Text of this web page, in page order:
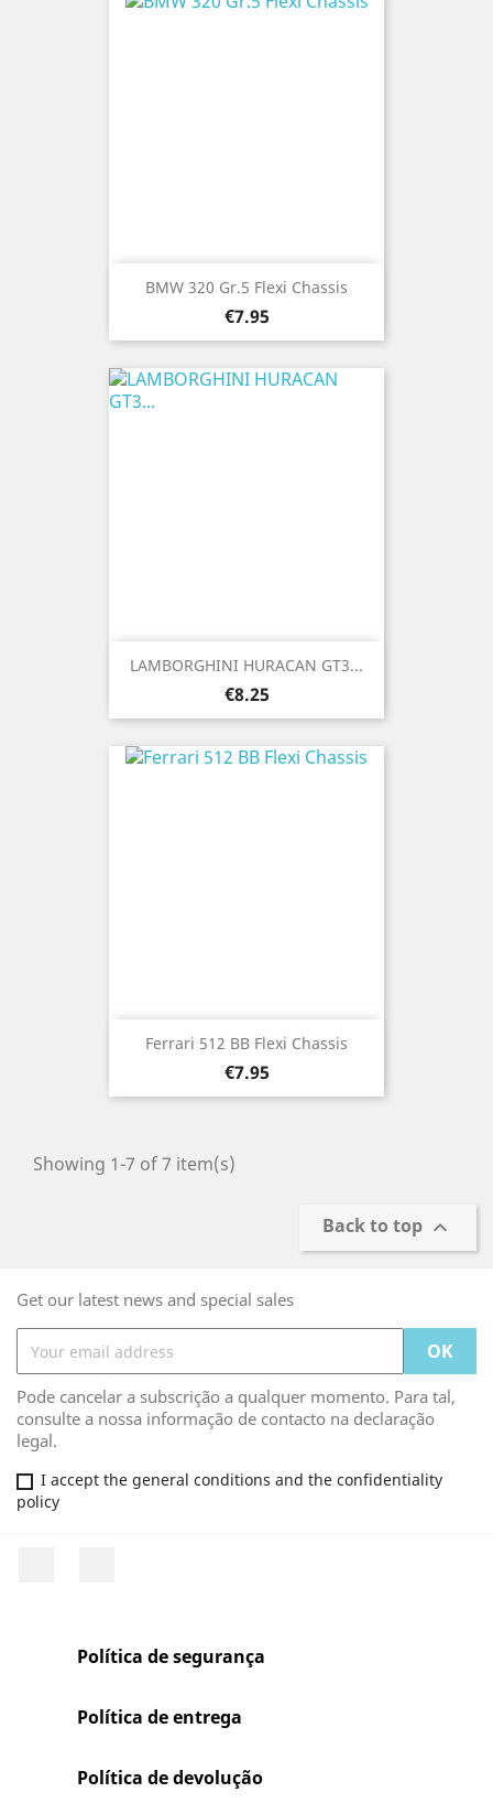
BMW 320 Gr.5 Flexi Chassis
Price
€7.95
LAMBORGHINI HURACAN GT3...
Price
€8.25
Ferrari 512 BB Flexi Chassis
Price
€7.95
Showing 1-7 of 7 item(s)
Back to top 
Get our latest news and special sales
Pode cancelar a subscrição a qualquer momento. Para tal,
consulte a nossa informação de contacto na declaração
legal.
I accept the general conditions and the confidentiality
policy
Política de segurança
Política de entrega
Política de devolução